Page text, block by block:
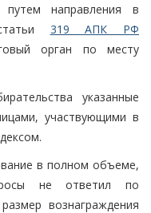
путем направления в
319 АПК РФ
орган по месту
указанные
участвующими в
в полном объеме,
не ответил по
вознаграждения